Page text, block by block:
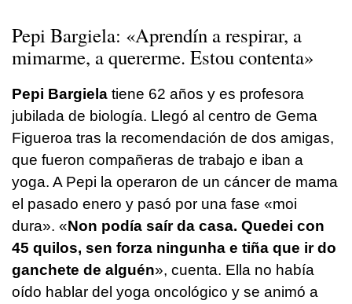
Pepi Bargiela: «Aprendín a respirar, a
mimarme, a quererme. Estou contenta»
Pepi Bargiela tiene 62 años y es profesora
jubilada de biología. Llegó al centro de Gema
Figueroa tras la recomendación de dos amigas,
que fueron compañeras de trabajo e iban a
yoga. A Pepi la operaron de un cáncer de mama
el pasado enero y pasó por una fase «moi
dura». «Non podía saír da casa. Quedei con
45 quilos, sen forza ningunha e tiña que ir do
ganchete de alguén», cuenta. Ella no había
oído hablar del yoga oncológico y se animó a